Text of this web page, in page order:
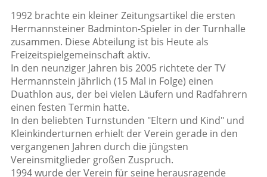
1992 brachte ein kleiner Zeitungsartikel die ersten
Hermannsteiner Badminton-Spieler in der Turnhalle
zusammen. Diese Abteilung ist bis Heute als
Freizeitspielgemeinschaft aktiv.
In den neunziger Jahren bis 2005 richtete der TV
Hermannstein jährlich (15 Mal in Folge) einen
Duathlon aus, der bei vielen Läufern und Radfahrern
einen festen Termin hatte.
In den beliebten Turnstunden "Eltern und Kind" und
Kleinkinderturnen erhielt der Verein gerade in den
vergangenen Jahren durch die jüngsten
Vereinsmitglieder großen Zuspruch.
1994 wurde der Verein für seine herausragende